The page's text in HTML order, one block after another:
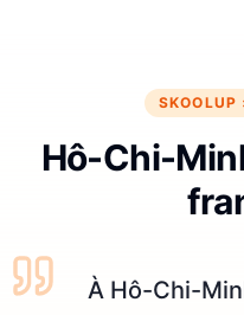
SKOOLUP
Hô-Chi-
À Hô-Chi-